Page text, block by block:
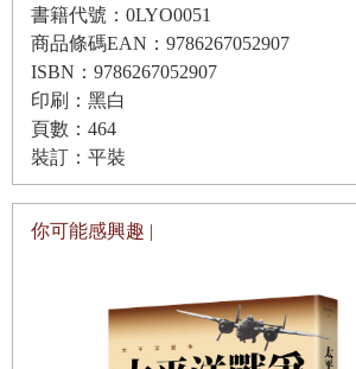
總公司的同事還要優渥。當我問她未來有何打算
髮撥到一旁，雙臂交叉抱在胸前想了想，她說自
司繼續升遷，或是跳槽到另一家公司爭取更優渥
然」，她信心滿滿地笑著說，「也有可能到美
個MBA 。」
Ashley完成劍橋大學學業的同一年，在地球的
大學的一流系所畢業。大四期間，劉向祖思考畢
並錄取了中國兩家頂尖大學的博士班。經過一
續攻讀博士學位，希望將來能夠創業。為了累
書籍代號：0LYO0051
商品條碼EAN：9786267052907
ISBN：9786267052907
印刷：黑白
頁數：464
裝訂：平裝
你可能感興趣 |